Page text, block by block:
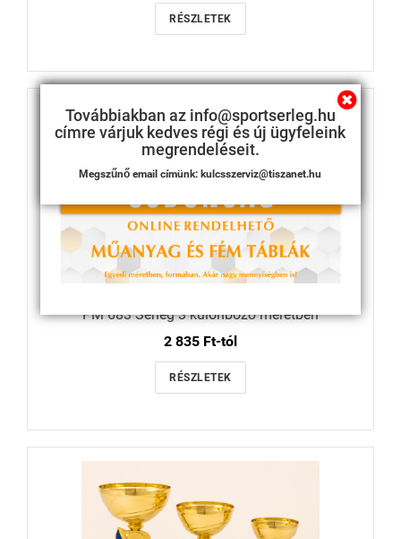
RÉSZLETEK
PM 683 Serleg 3 különböző méretben
2 835 Ft-tól
RÉSZLETEK
Továbbiakban az info@sportserleg.hu
címre várjuk kedves régi és új ügyfeleink
megrendeléseit.
Megszűnő email címünk: kulcsszerviz@tiszanet.hu